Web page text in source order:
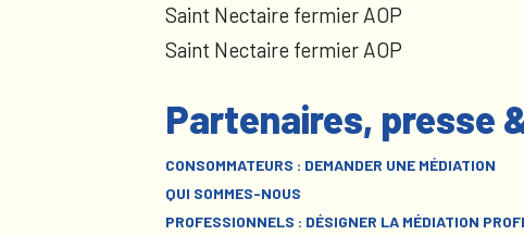
Saint Nectaire fermier AOP
Saint Nectaire fermier AOP
Partenaires, presse
CONSOMMATEURS : DEMANDER UNE MÉDIATION
QUI SOMMES-NOUS
PROFESSIONNELS : DÉSIGNER LA MÉDIATION